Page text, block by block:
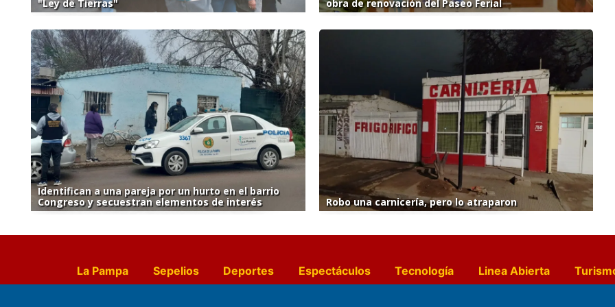
"Ley de Tierras"
obra de renovación del Paseo Ferial
Identifican a una pareja por un hurto en el barrio
Congreso y secuestran elementos de interés
Robo una carnicería, pero lo atraparon
La Pampa Sepelios Deportes Espectáculos Tecnología Linea Abierta